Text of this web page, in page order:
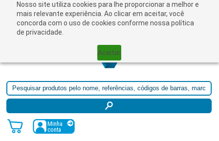
Nosso site utiliza cookies para lhe proporcionar a melhor e
mais relevante experiência. Ao clicar em aceitar, você
concorda com o uso de cookies conforme nossa política
de privacidade.
Aceitar
Minha
conta